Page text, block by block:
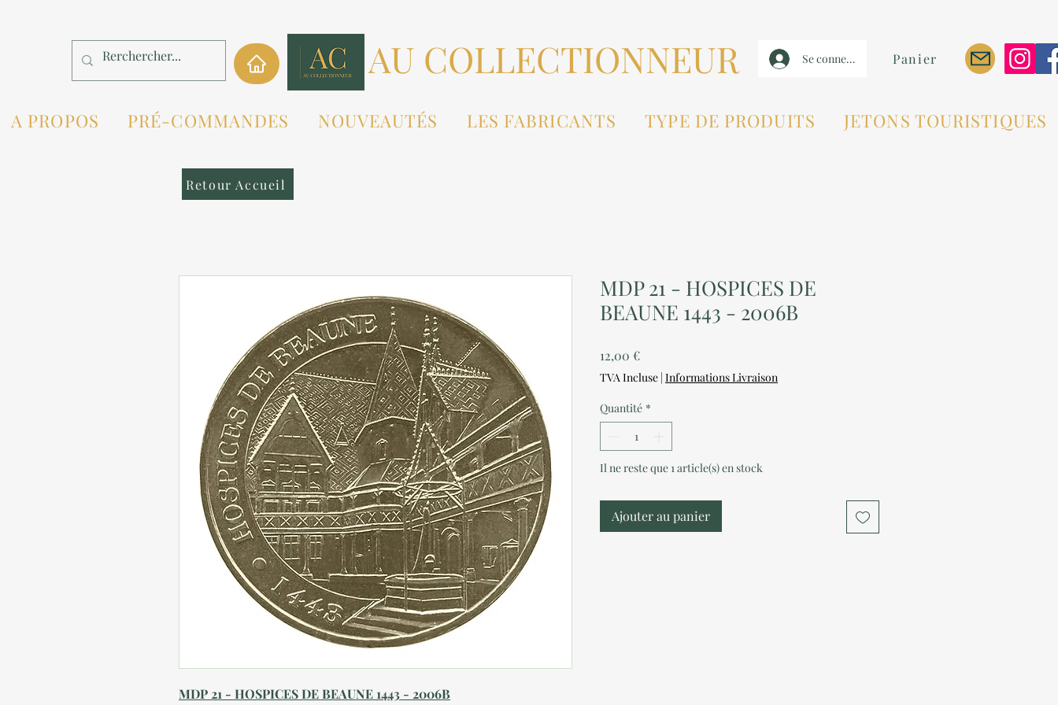
AU COLLECTIONNEUR Se connecter Panier
A PROPOS PRÉ-COMMANDES NOUVEAUTÉS LES FABRICANTS TYPE DE PRODUITS JETONS TOURISTIQUES
MDP 21 - HOSPICES DE BEAUNE 1443 - 2006B
MDP 21 - HOSPICES DE
BEAUNE 1443 - 2006B
12,00 €Prix
TVA Incluse | Informations Livraison
Quantité *
Il ne reste que 1 article(s) en stock
Ajouter au panier
Retour Accueil